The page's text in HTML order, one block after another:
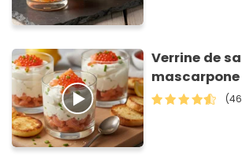
Verrine de
mascarpone